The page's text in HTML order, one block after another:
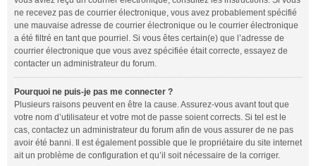
ne recevez pas de courrier électronique, vous avez probablement spécifié
une mauvaise adresse de courrier électronique ou le courrier électronique
a été filtré en tant que pourriel. Si vous êtes certain(e) que l’adresse de
courrier électronique que vous avez spécifiée était correcte, essayez de
contacter un administrateur du forum.
Pourquoi ne puis-je pas me connecter ?
Plusieurs raisons peuvent en être la cause. Assurez-vous avant tout que
votre nom d’utilisateur et votre mot de passe soient corrects. Si tel est le
cas, contactez un administrateur du forum afin de vous assurer de ne pas
avoir été banni. Il est également possible que le propriétaire du site internet
ait un problème de configuration et qu’il soit nécessaire de la corriger.